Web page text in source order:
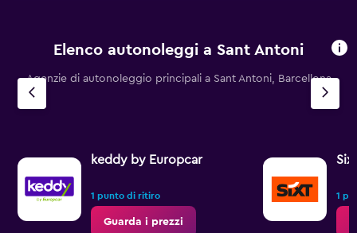
Elenco autonoleggi a Sant Antoni
Agenzie di autonoleggio principali a Sant Antoni, Barcellona
keddy by Europcar
1 punto di ritiro
Guarda i prezzi
Sixt
1